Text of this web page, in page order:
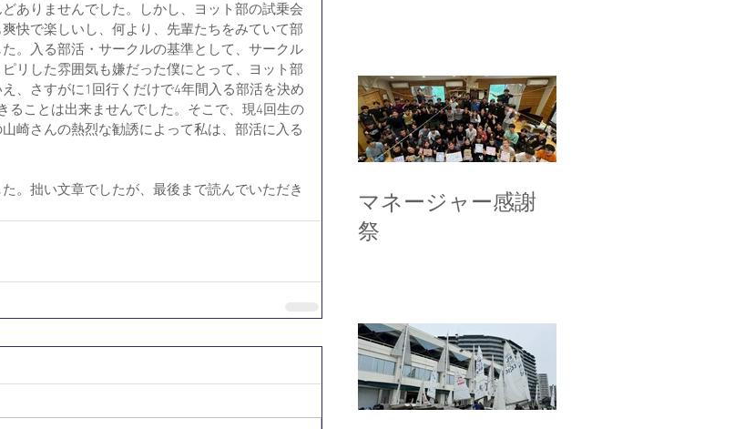
ありませんでした。しかし、ヨット部の試乗会
快で楽しいし、何より、先輩たちをみていて部
。入る部活・サークルの基準として、サークル
リした雰囲気も嫌だった僕にとって、ヨット部
、さすがに1回行くだけで4年間入る部活を決め
ることは出来ませんでした。そこで、現4回生の
崎さんの熱烈な勧誘によって私は、部活に入る
。拙い文章でしたが、最後まで読んでいただき
マネージャー感謝
祭